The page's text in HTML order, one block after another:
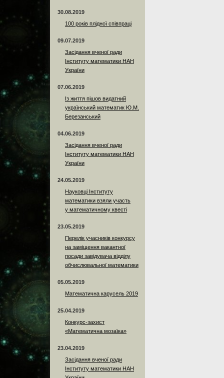
30.08.2019
100 років плідної співпраці
09.07.2019
Засідання вченої ради
Інституту математики НАН
України
07.06.2019
Із життя пішов видатний
український математик Ю.М.
Березанський
04.06.2019
Засідання вченої ради
Інституту математики НАН
України
24.05.2019
Науковці Інституту
математики взяли участь
у математичному квесті
23.05.2019
Перелік учасників конкурсу
на заміщення вакантної
посади завідувача відділу
обчислювальної математики
05.05.2019
Математична карусель 2019
25.04.2019
Конкурс-захист
«Математична мозаїка»
23.04.2019
Засідання вченої ради
Інституту математики НАН